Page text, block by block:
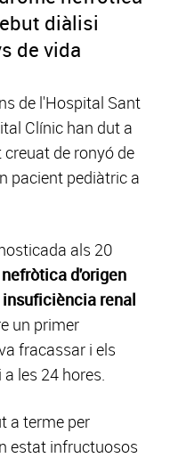
diàlisi
de vida
de l'Hospital Sant
Clínic han dut a
de ronyó de
pacient pediàtric a
als 20
d'origen
renal
un primer
fracassar i els
les 24 hores.
a terme per
estat infructuosos